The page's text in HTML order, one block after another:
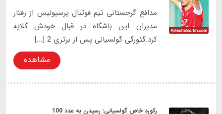
مدافع گرجستانی تیم فوتبال پرسپولیس از رفتار
مدیران این باشگاه در قبال خودش گلایه
کرد.گئورگی گولسیانی پس از برتری 2 [...]
مشاهده
رکورد خاص گولسیانی: رسیدن به عدد 100